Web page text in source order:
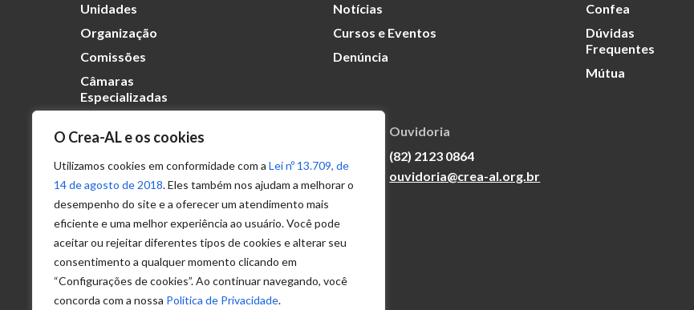
O Crea-AL e os cookies
Utilizamos cookies em conformidade com a Lei nº 13.709, de
14 de agosto de 2018. Eles também nos ajudam a melhorar o
desempenho do site e a oferecer um atendimento mais
eficiente e uma melhor experiência ao usuário. Você pode
aceitar ou rejeitar diferentes tipos de cookies e alterar seu
consentimento a qualquer momento clicando em
“Configurações de cookies”. Ao continuar navegando, você
concorda com a nossa Política de Privacidade.
Unidades
Organização
Comissões
Câmaras
Especializadas
Notícias
Cursos e Eventos
Denúncia
Confea
Dúvidas
Frequentes
Mútua
Transparência
Portal
Acesso à
Informação
Política de
Privacidade de
Dados
Ouvidoria
(82) 2123 0864
ouvidoria@crea-al.org.br